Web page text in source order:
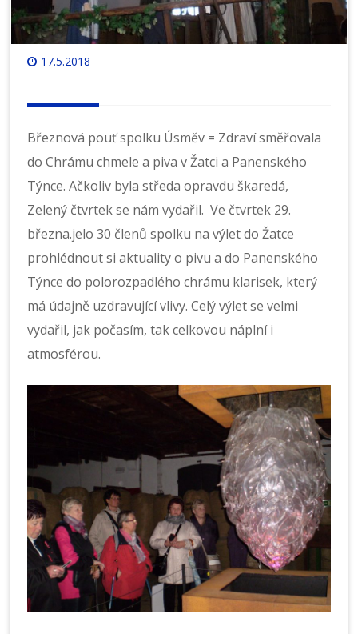
17.5.2018
Březnová pouť spolku Úsměv = Zdraví směřovala
do Chrámu chmele a piva v Žatci a Panenského
Týnce. Ačkoliv byla středa opravdu škaredá,
Zelený čtvrtek se nám vydařil. Ve čtvrtek 29.
března.jelo 30 členů spolku na výlet do Žatce
prohlédnout si aktuality o pivu a do Panenského
Týnce do polorozpadlého chrámu klarisek, který
má údajně uzdravující vlivy. Celý výlet se velmi
vydařil, jak počasím, tak celkovou náplní i
atmosférou.